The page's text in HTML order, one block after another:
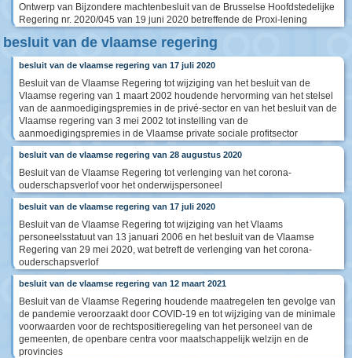
Ontwerp van Bijzondere machtenbesluit van de Brusselse Hoofdstedelijke
Regering nr. 2020/045 van 19 juni 2020 betreffende de Proxi-lening
besluit van de vlaamse regering
besluit van de vlaamse regering van 17 juli 2020
Besluit van de Vlaamse Regering tot wijziging van het besluit van de
Vlaamse regering van 1 maart 2002 houdende hervorming van het stelsel
van de aanmoedigingspremies in de privé-sector en van het besluit van de
Vlaamse regering van 3 mei 2002 tot instelling van de
aanmoedigingspremies in de Vlaamse private sociale profitsector
besluit van de vlaamse regering van 28 augustus 2020
Besluit van de Vlaamse Regering tot verlenging van het corona-
ouderschapsverlof voor het onderwijspersoneel
besluit van de vlaamse regering van 17 juli 2020
Besluit van de Vlaamse Regering tot wijziging van het Vlaams
personeelsstatuut van 13 januari 2006 en het besluit van de Vlaamse
Regering van 29 mei 2020, wat betreft de verlenging van het corona-
ouderschapsverlof
besluit van de vlaamse regering van 12 maart 2021
Besluit van de Vlaamse Regering houdende maatregelen ten gevolge van
de pandemie veroorzaakt door COVID-19 en tot wijziging van de minimale
voorwaarden voor de rechtspositieregeling van het personeel van de
gemeenten, de openbare centra voor maatschappelijk welzijn en de
provincies